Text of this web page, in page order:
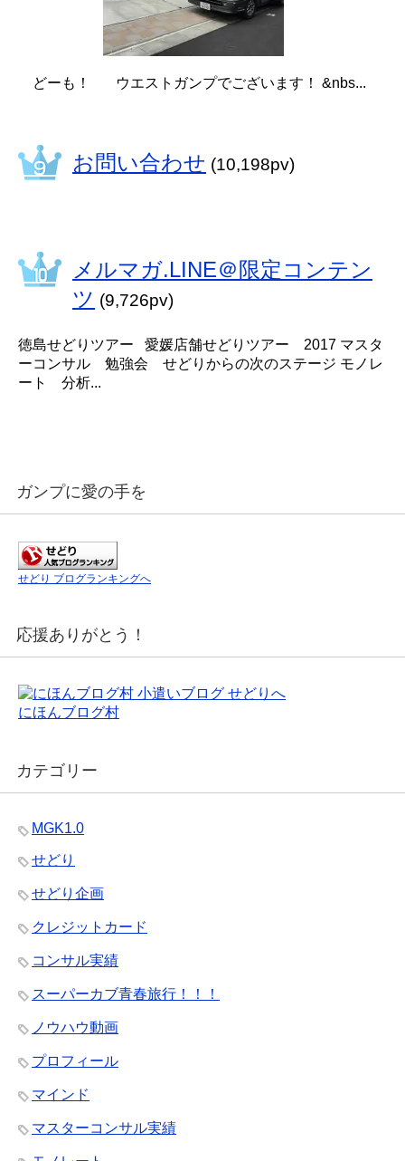
どーも！ ウエストガンプでございます！ &nbs...
お問い合わせ (10,198pv)
メルマガ.LINE＠限定コンテン
ツ (9,726pv)
徳島せどりツアー 愛媛店舗せどりツアー 2017 マスタ
ーコンサル 勉強会 せどりからの次のステージ モノレ
ート 分析...
ガンプに愛の手を
せどり ブログランキングへ
応援ありがとう！
にほんブログ村
カテゴリー
MGK1.0
せどり
せどり企画
クレジットカード
コンサル実績
スーパーカブ青春旅行！！！
ノウハウ動画
プロフィール
マインド
マスターコンサル実績